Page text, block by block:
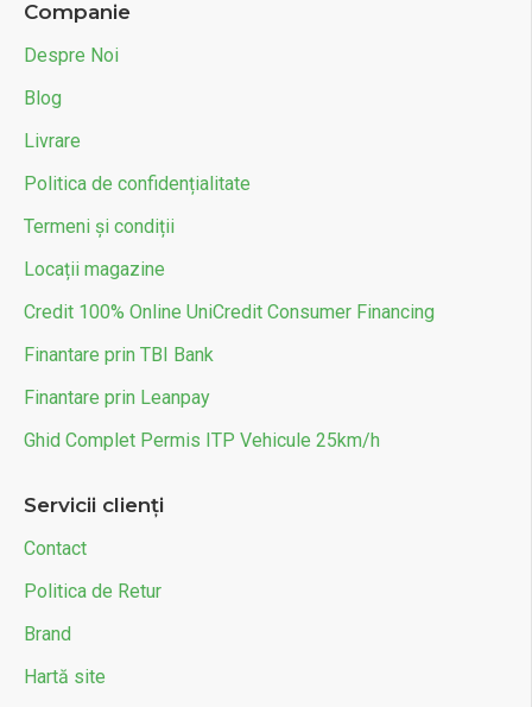
Frana spate
Greutate maxima suportata (kg)
Companie
Despre Noi
Blog
Livrare
Politica de confidențialitate
Termeni și condiții
Locații magazine
Credit 100% Online UniCredit Consumer Financing
Finantare prin TBI Bank
Finantare prin Leanpay
Ghid Complet Permis ITP Vehicule 25km/h
Servicii clienți
Contact
Politica de Retur
Brand
Hartă site